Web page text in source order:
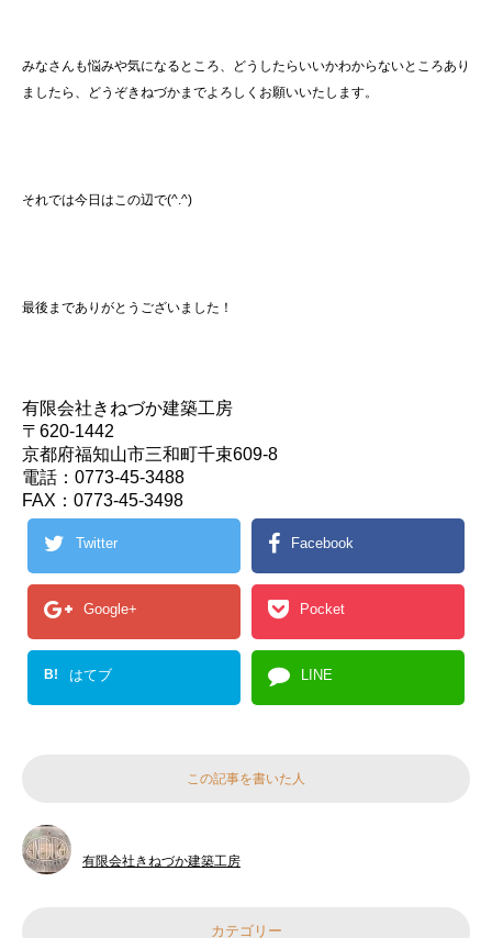
みなさんも悩みや気になるところ、どうしたらいいかわからないところあり
ましたら、どうぞきねづかまでよろしくお願いいたします。
それでは今日はこの辺で(^.^)
最後までありがとうございました！
有限会社きねづか建築工房
〒620-1442
京都府福知山市三和町千束609-8
電話：0773-45-3488
FAX：0773-45-3498
Twitter Facebook
Google+ Pocket
B! はてブ LINE
この記事を書いた人
有限会社きねづか建築工房
カテゴリー